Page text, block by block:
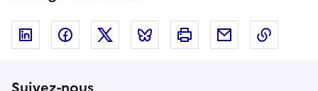
Linkedin FacebookTwitter Bluesky Imprimer Courriel